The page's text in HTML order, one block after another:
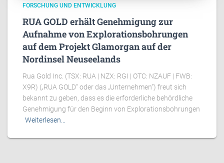
FORSCHUNG UND ENTWICKLUNG
RUA GOLD erhält Genehmigung zur
Aufnahme von Explorationsbohrungen
auf dem Projekt Glamorgan auf der
Nordinsel Neuseelands
Rua Gold Inc. (TSX: RUA | NZX: RGI | OTC: NZAUF | FWB:
X9R) („RUA GOLD“ oder das „Unternehmen“) freut sich
bekannt zu geben, dass es die erforderliche behördliche
Genehmigung für den Beginn von Explorationsbohrungen
Weiterlesen…